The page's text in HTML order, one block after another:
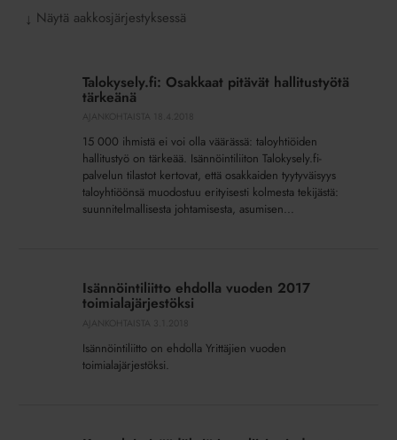
↓ Näytä aakkosjärjestyksessä
Talokysely.fi: Osakkaat pitävät hallitustyötä
tärkeänä
15 000 ihmistä ei voi olla väärässä: taloyhtiöiden
hallitustyö on tärkeää. Isännöintiliiton Talokysely.fi-
palvelun tilastot kertovat, että osakkaiden tyytyväisyys
taloyhtiöönsä muodostuu erityisesti kolmesta tekijästä:
suunnitelmallisesta johtamisesta, asumisen...
Isännöintiliitto ehdolla vuoden 2017
toimialajärjestöksi
Isännöintiliitto on ehdolla Yrittäjien vuoden
toimialajärjestöksi.